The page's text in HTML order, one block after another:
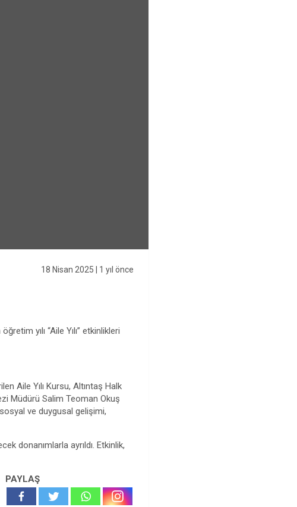
18 Nisan 2025 | 1 yıl önce
yılı “Aile Yılı” etkinlikleri
Aile Yılı Kursu, Altıntaş Halk
Müdürü Salim Teoman Okuş
sosyal ve duygusal gelişimi,
donanımlarla ayrıldı. Etkinlik,
PAYLAŞ